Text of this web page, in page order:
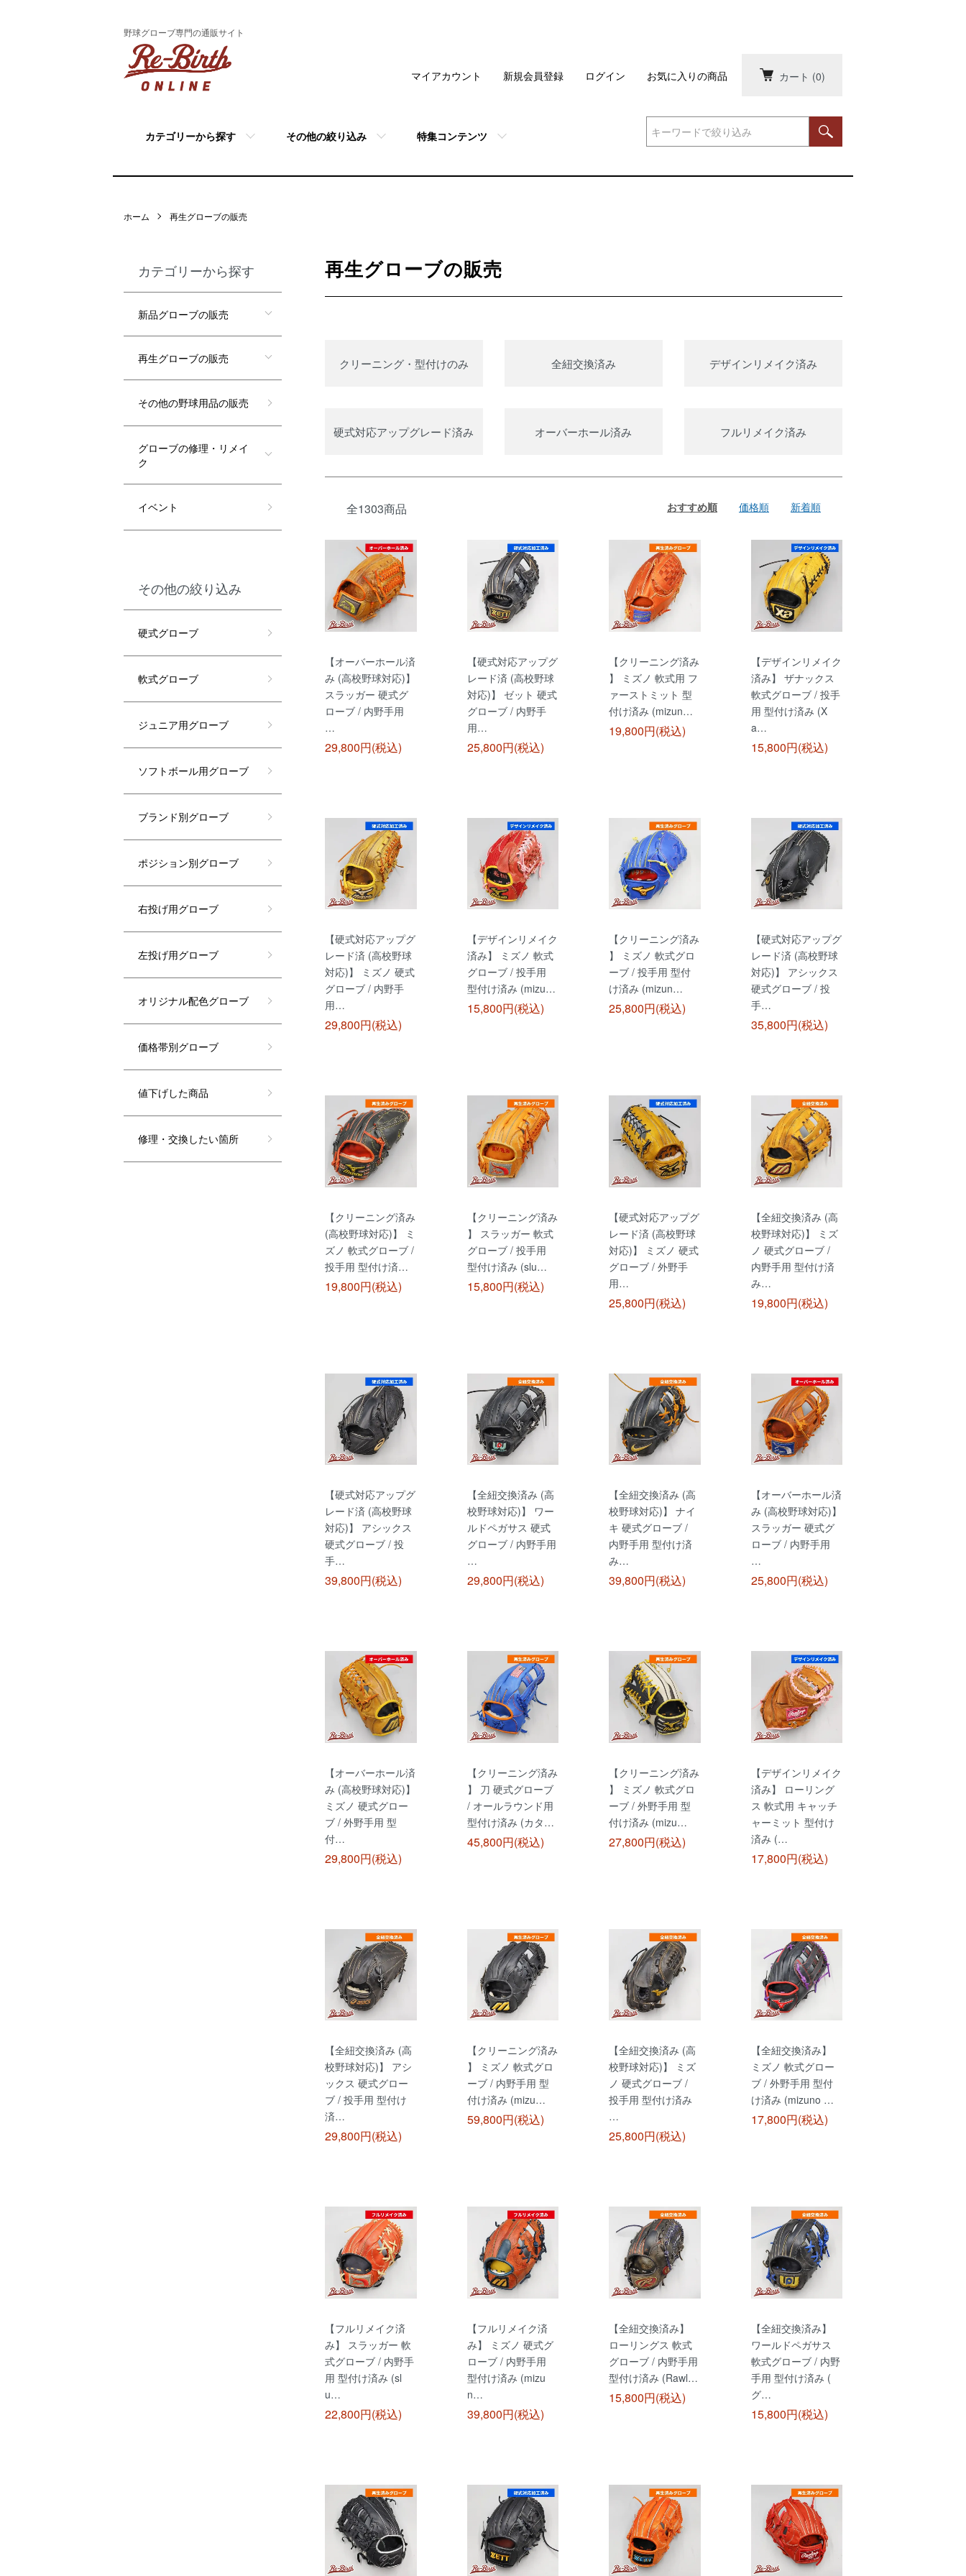
野球グローブ専門の通販サイト
カート (0)
カテゴリーから探す その他の絞り込み 特集コンテンツ
マイアカウント 新規会員登録 ログイン お気に入りの商品
ホーム 再生グローブの販売
再生グローブの販売
クリーニング・型付けのみ 全紐交換済み デザインリメイク済み
硬式対応アップグレード済み オーバーホール済み フルリメイク済み
全1303商品 おすすめ順 価格順 新着順
【オーバーホール済
み (高校野球対応)】
スラッガー 硬式グ
ローブ / 内野手用
…
29,800円(税込)
【硬式対応アップグ
レード済 (高校野球
対応)】 ゼット 硬式
グローブ / 内野手
用…
25,800円(税込)
【クリーニング済み
】 ミズノ 軟式用 フ
ァーストミット 型
付け済み (mizun…
19,800円(税込)
【デザインリメイク
済み】 ザナックス
軟式グローブ / 投手
用 型付け済み (X
a…
15,800円(税込)
【硬式対応アップグ
レード済 (高校野球
対応)】 ミズノ 硬式
グローブ / 内野手
用…
29,800円(税込)
【デザインリメイク
済み】 ミズノ 軟式
グローブ / 投手用
型付け済み (mizu…
15,800円(税込)
【クリーニング済み
】 ミズノ 軟式グロ
ーブ / 投手用 型付
け済み (mizun…
25,800円(税込)
【硬式対応アップグ
レード済 (高校野球
対応)】 アシックス
硬式グローブ / 投
手…
35,800円(税込)
【クリーニング済み
(高校野球対応)】 ミ
ズノ 軟式グローブ /
投手用 型付け済…
19,800円(税込)
【クリーニング済み
】 スラッガー 軟式
グローブ / 投手用
型付け済み (slu…
15,800円(税込)
【硬式対応アップグ
レード済 (高校野球
対応)】 ミズノ 硬式
グローブ / 外野手
用…
25,800円(税込)
【全紐交換済み (高
校野球対応)】 ミズ
ノ 硬式グローブ /
内野手用 型付け済
み…
19,800円(税込)
【硬式対応アップグ
レード済 (高校野球
対応)】 アシックス
硬式グローブ / 投
手…
39,800円(税込)
【全紐交換済み (高
校野球対応)】 ワー
ルドペガサス 硬式
グローブ / 内野手用
…
29,800円(税込)
【全紐交換済み (高
校野球対応)】 ナイ
キ 硬式グローブ /
内野手用 型付け済
み…
39,800円(税込)
【オーバーホール済
み (高校野球対応)】
スラッガー 硬式グ
ローブ / 内野手用
…
25,800円(税込)
【オーバーホール済
み (高校野球対応)】
ミズノ 硬式グロー
ブ / 外野手用 型
付…
29,800円(税込)
【クリーニング済み
】 刀 硬式グローブ
/ オールラウンド用
型付け済み (カタ…
45,800円(税込)
【クリーニング済み
】 ミズノ 軟式グロ
ーブ / 外野手用 型
付け済み (mizu…
27,800円(税込)
【デザインリメイク
済み】 ローリング
ス 軟式用 キャッチ
ャーミット 型付け
済み (…
17,800円(税込)
【全紐交換済み (高
校野球対応)】 アシ
ックス 硬式グロー
ブ / 投手用 型付け
済…
29,800円(税込)
【クリーニング済み
】 ミズノ 軟式グロ
ーブ / 内野手用 型
付け済み (mizu…
59,800円(税込)
【全紐交換済み (高
校野球対応)】 ミズ
ノ 硬式グローブ /
投手用 型付け済み
…
25,800円(税込)
【全紐交換済み】
ミズノ 軟式グロー
ブ / 外野手用 型付
け済み (mizuno …
17,800円(税込)
【フルリメイク済
み】 スラッガー 軟
式グローブ / 内野手
用 型付け済み (sl
u…
22,800円(税込)
【フルリメイク済
み】 ミズノ 硬式グ
ローブ / 内野手用
型付け済み (mizu
n…
39,800円(税込)
【全紐交換済み】
ローリングス 軟式
グローブ / 内野手用
型付け済み (Rawl…
15,800円(税込)
【全紐交換済み】
ワールドペガサス
軟式グローブ / 内野
手用 型付け済み (
グ…
15,800円(税込)
カテゴリーから探す
新品グローブの販売
再生グローブの販売
その他の野球用品の販売
グローブの修理・リメイ
ク
イベント
その他の絞り込み
硬式グローブ
軟式グローブ
ジュニア用グローブ
ソフトボール用グローブ
ブランド別グローブ
ポジション別グローブ
右投げ用グローブ
左投げ用グローブ
オリジナル配色グローブ
価格帯別グローブ
値下げした商品
修理・交換したい箇所